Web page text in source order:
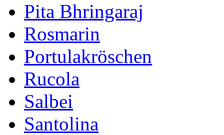
Pita Bhringaraj
Rosmarin
Portulakröschen
Rucola
Salbei
Santolina